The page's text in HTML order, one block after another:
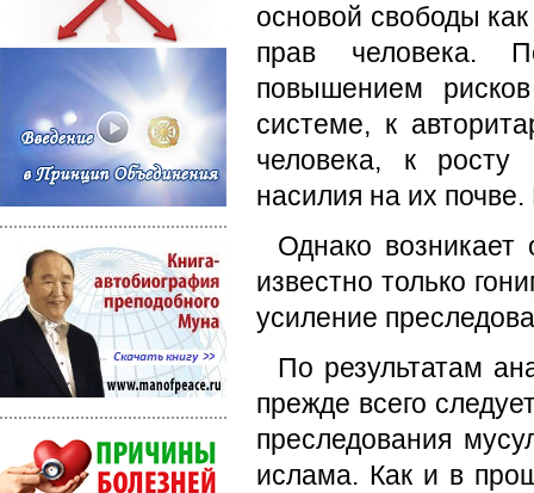
основой свободы
прав человека.
повышением
системе, к
человека, к росту
насилия на их
Однако
известно только
усиление
По результатам
прежде всего
преследования
ислама. Как и в